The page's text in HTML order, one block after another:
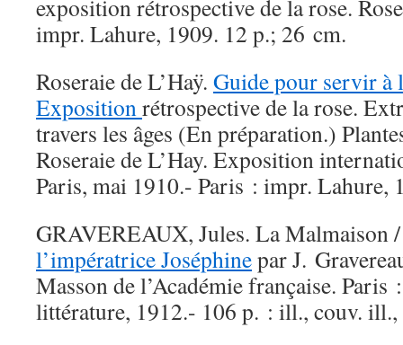
exposition rétrospective de la rose.
impr. Lahure, 1909. 12 p.; 26 cm.
Roseraie de L’Haÿ. Guide pour servir à
Expositionrétrospective de la rose.
travers les âges (En préparation.)
Roseraie de L’Hay. Exposition
Paris, mai 1910.- Paris : impr. Lahure,
GRAVEREAUX, Jules. La Malmaison
l’impératrice Joséphinepar J.
Masson de l’Académie française. Paris
littérature, 1912.- 106 p. : ill., couv.